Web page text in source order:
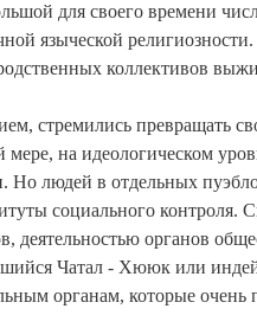
для своего времени
языческой
коллективов
стремились превращать
на идеологическом
людей в отдельных
социального контроля.
деятельностью органов
Чатал - Хююк или
органам, которые очень